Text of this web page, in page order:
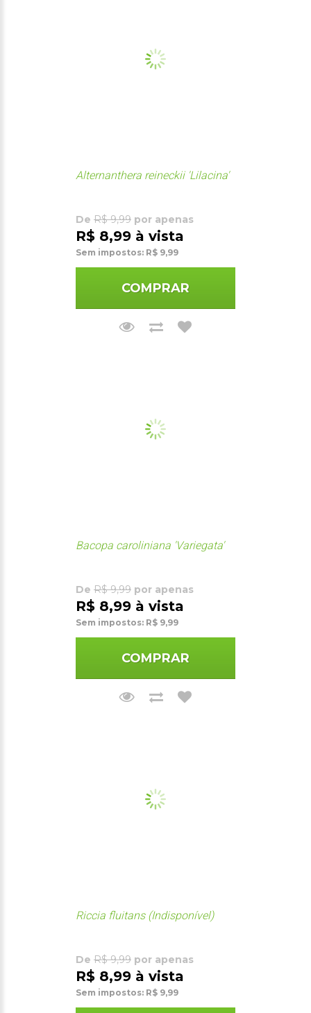
Alternanthera reineckii 'Lilacina'
De R$ 9,99 por apenas
R$ 8,99 à vista
Sem impostos: R$ 9,99
COMPRAR
Bacopa caroliniana 'Variegata'
De R$ 9,99 por apenas
R$ 8,99 à vista
Sem impostos: R$ 9,99
COMPRAR
Riccia fluitans (Indisponível)
De R$ 9,99 por apenas
R$ 8,99 à vista
Sem impostos: R$ 9,99